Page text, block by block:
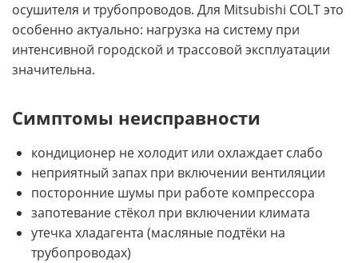
осушителя и трубопроводов. Для Mitsubishi COLT это
особенно актуально: нагрузка на систему при
интенсивной городской и трассовой эксплуатации
значительна.
Симптомы неисправности
кондиционер не холодит или охлаждает слабо
неприятный запах при включении вентиляции
посторонние шумы при работе компрессора
запотевание стёкол при включении климата
утечка хладагента (масляные подтёки на
трубопроводах)